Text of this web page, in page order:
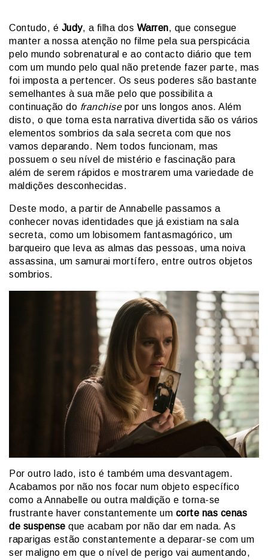
Contudo, é Judy, a filha dos Warren, que consegue
manter a nossa atenção no filme pela sua perspicácia
pelo mundo sobrenatural e ao contacto diário que tem
com um mundo pelo qual não pretende fazer parte, mas
foi imposta a pertencer. Os seus poderes são bastante
semelhantes à sua mãe pelo que possibilita a
continuação do franchisepor uns longos anos. Além
disto, o que torna esta narrativa divertida são os vários
elementos sombrios da sala secreta com que nos
vamos deparando. Nem todos funcionam, mas
possuem o seu nível de mistério e fascinação para
além de serem rápidos e mostrarem uma variedade de
maldições desconhecidas.
Deste modo, a partir de Annabelle passamos a
conhecer novas identidades que já existiam na sala
secreta, como um lobisomem fantasmagórico, um
barqueiro que leva as almas das pessoas, uma noiva
assassina, um samurai mortífero, entre outros objetos
sombrios.
Por outro lado, isto é também uma desvantagem.
Acabamos por não nos focar num objeto específico
como a Annabelle ou outra maldição e torna-se
frustrante haver constantemente um corte nas cenas
de suspense que acabam por não dar em nada. As
raparigas estão constantemente a deparar-se com um
ser maligno em que o nível de perigo vai aumentando,